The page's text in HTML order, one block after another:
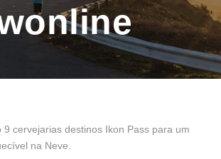
9 cervejarias destinos Ikon Pass para um
na Neve.